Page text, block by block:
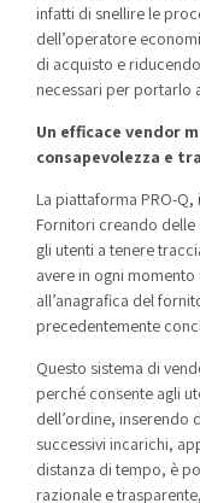
infatti di snellire le
dell’operatore
di acquisto e
necessari per portarlo
Un efficace vendor
consapevolezza e
La piattaforma PRO-
Fornitori creando
gli utenti a tenere
avere in ogni
all’anagrafica del
precedentemente
Questo sistema di
perché consente agli
dell’ordine, inserendo
successivi incarichi,
distanza di tempo, è
razionale e